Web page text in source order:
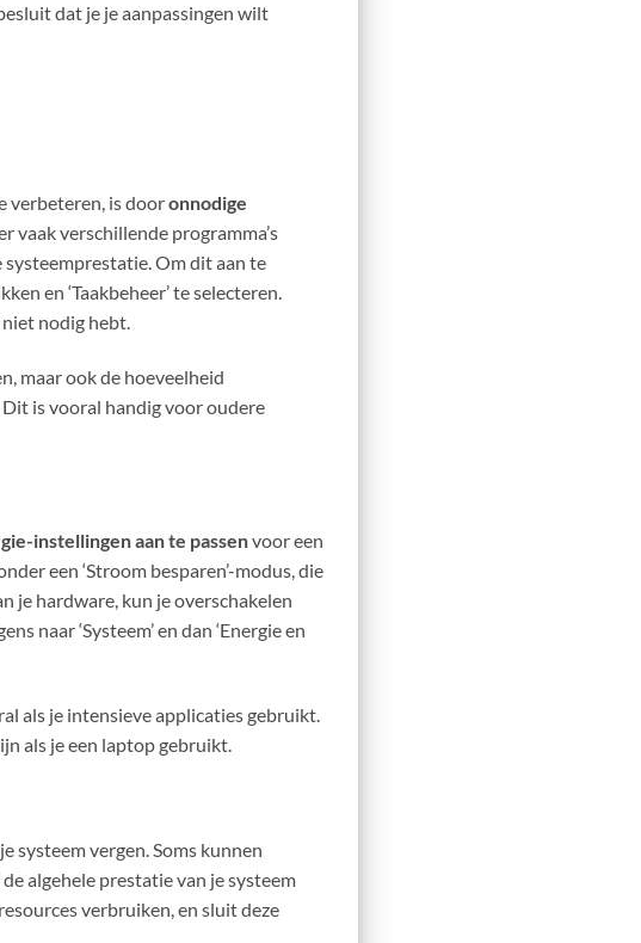
dat je je aanpassingen wilt
verbeteren, is dooronnodige
vaak verschillende programma’s
Om dit aan te
en ‘Taakbeheer’ te selecteren.
nodig hebt.
maar ook de hoeveelheid
is vooral handig voor oudere
instellingen aan te passenvoor een
een ‘Stroom besparen’-modus, die
je hardware, kun je overschakelen
naar ‘Systeem’ en dan ‘Energie en
als je intensieve applicaties gebruikt.
als je een laptop gebruikt.
systeem vergen. Soms kunnen
algehele prestatie van je systeem
verbruiken, en sluit deze